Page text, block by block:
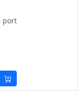
port